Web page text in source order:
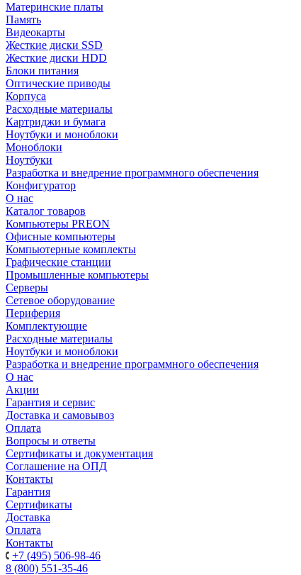
Материнские платы
Память
Видеокарты
Жесткие диски SSD
Жесткие диски HDD
Блоки питания
Оптические приводы
Корпуса
Расходные материалы
Картриджи и бумага
Ноутбуки и моноблоки
Моноблоки
Ноутбуки
Разработка и внедрение программного обеспечения
Конфигуратор
О нас
Каталог товаров
Компьютеры PREON
Офисные компьютеры
Компьютерные комплекты
Графические станции
Промышленные компьютеры
Серверы
Сетевое оборудование
Периферия
Комплектующие
Расходные материалы
Ноутбуки и моноблоки
Разработка и внедрение программного обеспечения
О нас
Акции
Гарантия и сервис
Доставка и самовывоз
Оплата
Вопросы и ответы
Сертификаты и документация
Соглашение на ОПД
Контакты
Гарантия
Сертификаты
Доставка
Оплата
Контакты
+7 (495) 506-98-46
8 (800) 551-35-46